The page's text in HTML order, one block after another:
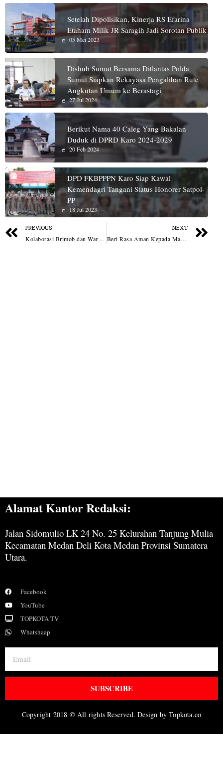
Setelah Dipolisikan, Kinerja RS Efarina
Etaham Milik JR Saragih Jadi Sorotan Publik
05 Mei 2023
Dishub Sumut Bersama Ditlantas Polda
Sumut Siapkan Rekayasa Pengalihan Rute
Angkutan Umum ke Berastagi
27 Jul 2024
Berikut Nama 40 Caleg Yang Bakalan
Duduk di DPRD Karo 2024-2029
20 Feb 2024
DPD FKBPPPN Karo Siap Kawal
Kemendagri Tangani Status Honorer Satpol-
PP
18 Jul 2023
PREVIOUS
Kolaborasi Brimob dan Warga, Lingkungan Bersih Jadi Prioritas Bersama
NEXT
Beri Rasa Aman Kepada Masyarakat, Polres Pelabuhan Belawan Gelar Patroli KRYD
Alamat Kantor Redaksi:
Jalan Sidomulio LK 24 No. 25 Kelurahan Tanjung Mulia
Kecamatan Medan Deli Kota Medan Provinsi Sumatera
Utara.
Facebook
YouTube
TOPKOTA TV
Whatshaap
SUBSCRIBE
Copyright 2018 © All rights Reserved. Design by Topkota.co